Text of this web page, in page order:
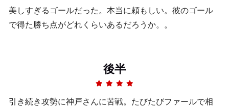
美しすぎるゴールだった。本当に頼もしい。彼のゴール
で得た勝ち点がどれくらいあるだろうか。。
後半
引き続き攻勢に神戸さんに苦戦。たびたびファールで相